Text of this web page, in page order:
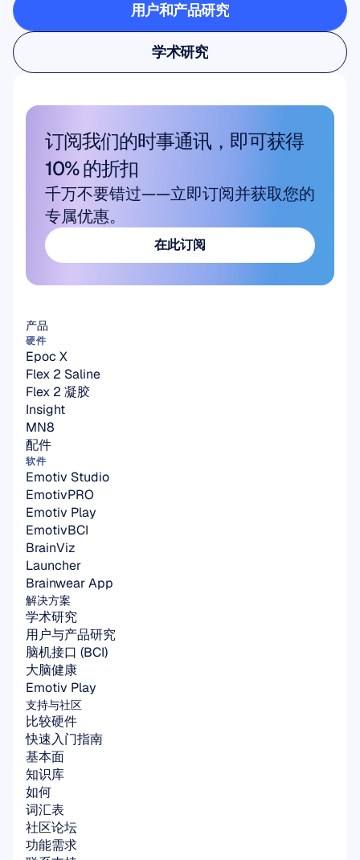
用户和产品研究
用户和产品研究
学术研究
学术研究
订阅我们的时事通讯，即可获得
10% 的折扣
千万不要错过——立即订阅并获取您的
专属优惠。
在此订阅
解决方案
学术研究
用户与产品研究
脑机接口 (BCI)
大脑健康
Emotiv Play
产品
硬件
Epoc X
Flex 2 Saline
Flex 2 凝胶
Insight
MN8
配件
软件
Emotiv Studio
EmotivPRO
Emotiv Play
EmotivBCI
BrainViz
Launcher
Brainwear App
支持与社区
比较硬件
快速入门指南
基本面
知识库
如何
词汇表
社区论坛
功能需求